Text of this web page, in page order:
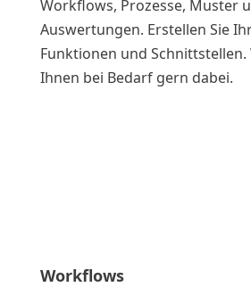
Workflows, Prozesse, Muster
Auswertungen. Erstellen Sie
Funktionen und Schnittstellen.
Ihnen bei Bedarf gern dabei.
Workflows